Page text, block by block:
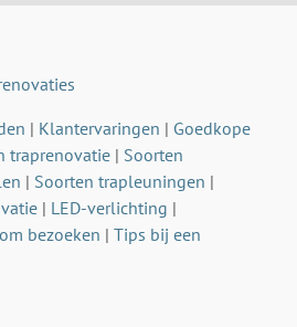
| Klantervaringen | Goedkope
traprenovatie | Soorten
| Soorten trapleuningen |
| LED-verlichting |
bezoeken | Tips bij een